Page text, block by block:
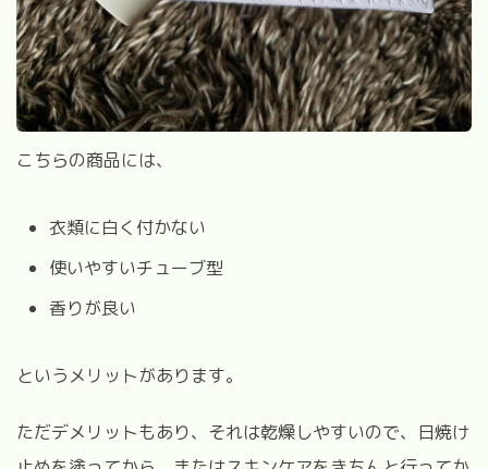
こちらの商品には、
衣類に白く付かない
使いやすいチューブ型
香りが良い
というメリットがあります。
ただデメリットもあり、それは乾燥しやすいので、日焼け